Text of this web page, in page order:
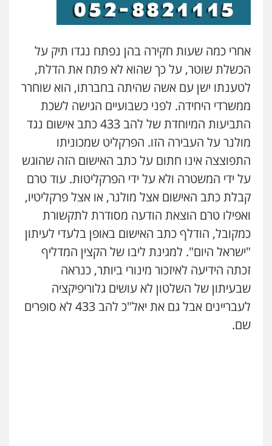
אחרי כמה שעות חקירה בהן נפתח נגדו תיק על
הכשלת שוטר, על כך שהוא לא פתח את הדלת,
לטענתו ישן עם אשה שהיתה בחברתו, הוא שוחרר
ממשרדי היחידה. לפני כשבועיים הגישה לשכת
התביעות המיוחדת של להב 433 כתב אישום נגד
מולנר על העבירה הזו. הפרקליט שמכוניתו
התפוצצה אינו חתום על כתב האישום הזה שהוגש
על ידי המשטרה ולא על ידי הפרקליטות. עוד טרם
קבלת כתב האישום אצל מולנר, או אצל פרקליטיו,
ואפילו טרם הוצאת הודעה מסודרת לתקשורת
כמקובל, הודלף כתב האישום באופן בלעדי לעיתון
"ישראל היום". למגינת ליבו של הקצין המדליף
זכתה הידיעה לאיזכור מינורי ביותר, כנראה
שבעיתון של השלטון לא עושים גלוריפיקציה
לעבריינים אבל גם את יאל"כ להב 433 לא סופרים
שם.